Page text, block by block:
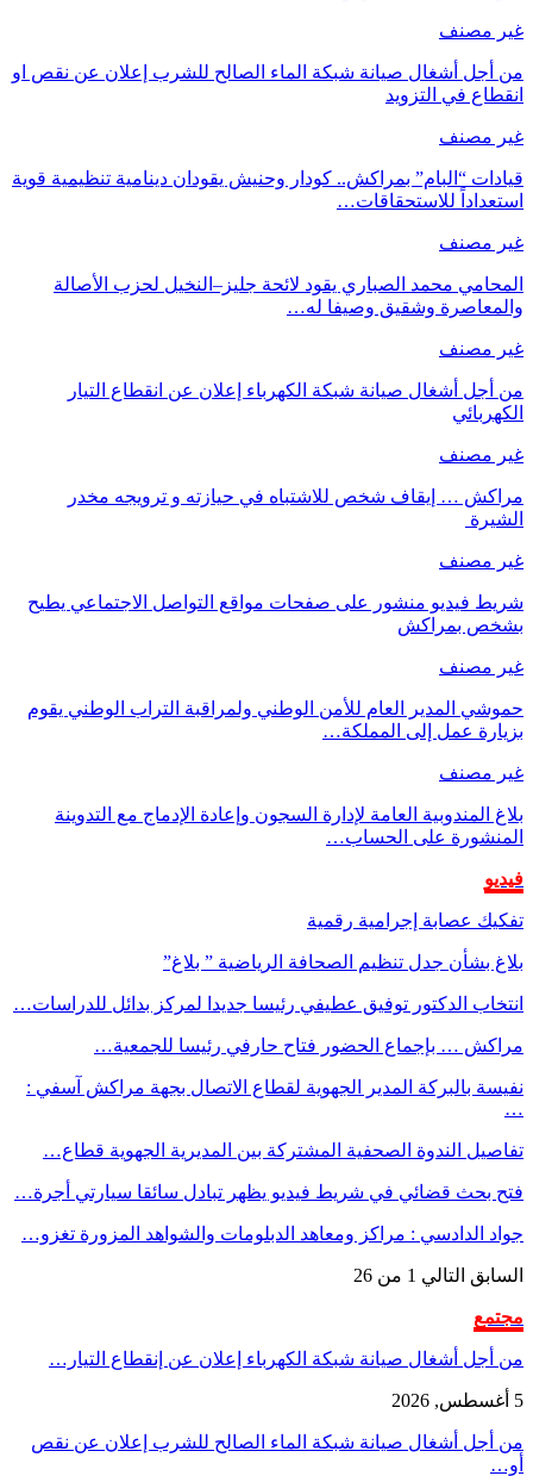
غير مصنف
من أجل أشغال صيانة شبكة الماء الصالح للشرب إعلان عن نقص او
انقطاع في التزويد
غير مصنف
قيادات “البام” بمراكش.. كودار وحنيش يقودان دينامية تنظيمية قوية
استعداداً للاستحقاقات…
غير مصنف
المحامي محمد الصباري يقود لائحة جليز–النخيل لحزب الأصالة
والمعاصرة وشقيق وصيفا له…
غير مصنف
من أجل أشغال صيانة شبكة الكهرباء إعلان عن انقطاع التيار
الكهربائي
غير مصنف
مراكش … إيقاف شخص للاشتباه في حيازته و ترويجه مخدر
الشيرة
غير مصنف
شريط فيديو منشور على صفحات مواقع التواصل الاجتماعي يطيح
بشخص بمراكش
غير مصنف
حموشي المدير العام للأمن الوطني ولمراقبة التراب الوطني يقوم
بزيارة عمل إلى المملكة…
غير مصنف
بلاغ المندوبية العامة لإدارة السجون وإعادة الإدماج مع التدوينة
المنشورة على الحساب…
فيديو
تفكيك عصابة إجرامية رقمية
بلاغ بشأن جدل تنظيم الصحافة الرياضية ” بلاغ”
انتخاب الدكتور توفيق عطيفي رئيسا جديدا لمركز بدائل للدراسات…
مراكش … بإجماع الحضور فتاح حارفي رئيسا للجمعية…
نفيسة بالبركة المدير الجهوية لقطاع الاتصال بجهة مراكش آسفي :
…
تفاصيل الندوة الصحفية المشتركة بين المديرية الجهوية قطاع…
فتح بحث قضائي في شريط فيديو يظهر تبادل سائقا سيارتي أجرة…
جواد الدادسي : مراكز ومعاهد الدبلومات والشواهد المزورة تغزو…
السابق التالي 1 من 26
مجتمع
من أجل أشغال صيانة شبكة الكهرباء إعلان عن إنقطاع التيار…
5 أغسطس, 2026
من أجل أشغال صيانة شبكة الماء الصالح للشرب إعلان عن نقص
أو…